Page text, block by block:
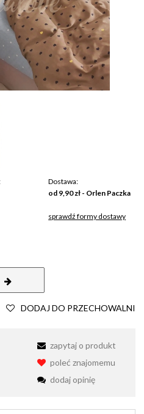
Dostawa:
od 9,90 zł - Orlen Paczka
sprawdź formy dostawy
DODAJ DO PRZECHOWALNI
zapytaj o produkt
poleć znajomemu
dodaj opinię